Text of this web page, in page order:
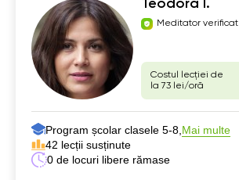
Teodora I.
Meditator verificat
Costul lecției de
la 73 lei/oră
Program școlar clasele 5-8, Mai multe
42 lecții susținute
0 de locuri libere rămase